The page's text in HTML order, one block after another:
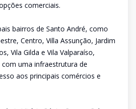
comerciais.
bairros de Santo André, como
Centro, Villa Assunção, Jardim
Vila Gilda e Vila Valparaíso,
uma infraestrutura de
aos principais comércios e